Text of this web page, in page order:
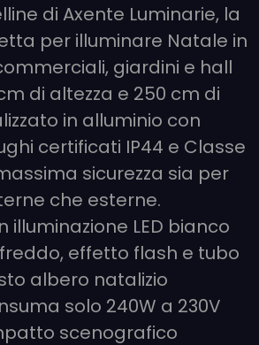
di Axente Luminarie, la
per illuminare Natale in
giardini e hall
di altezza e 250 cm di
in alluminio con
certificati IP44 e Classe
sicurezza sia per
che esterne.
illuminazione LED bianco
effetto flash e tubo
albero natalizio
solo 240W a 230V
scenografico